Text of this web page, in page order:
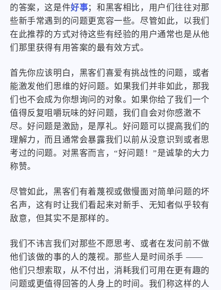
的答案，这是件好事；和黑客相比，用户们往往对那
些新手常遇到的问题更宽容一些。尽管如此，以我们
在此推荐的方式对待这些有经验的用户通常也是从他
们那里获得有用答案的最有效方式。
首先你应该明白，黑客们喜爱有挑战性的问题，或者
能激发他们思维的好问题。如果我们并非如此，那我
们也不会成为你想询问的对象。如果你给了我们一个
值得反复咀嚼玩味的好问题，我们自会对你感激不
尽。好问题是激励，是厚礼。好问题可以提高我们的
理解力，而且通常会暴露我们以前从没意识到或者思
考过的问题。对黑客而言，“好问题！”是诚挚的大力
称赞。
尽管如此，黑客们有着蔑视或傲慢面对简单问题的坏
名声，这有时让我们看起来对新手、无知者似乎较有
敌意，但其实不是那样的。
我们不讳言我们对那些不愿思考、或者在发问前不做
他们该做的事的人的蔑视。那些人是时间杀手 ——
他们只想索取，从不付出，消耗我们可用在更有趣的
问题或更值得回答的人身上的时间。我们称这样的人